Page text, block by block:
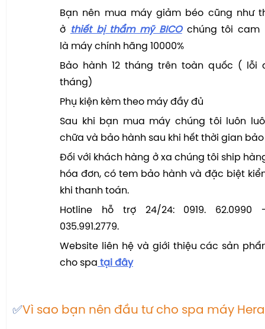
Bạn nên mua máy giảm béo cũng như
ở thiết bị thẩm mỹ BICOchúng tôi cam
là máy chính hãng 10000%
Bảo hành 12 tháng trên toàn quốc ( lỗi
tháng)
Phụ kiện kèm theo máy đầy đủ
Sau khi bạn mua máy chúng tôi luôn
chữa và bảo hành sau khi hết thời gian
Đối với khách hàng ở xa chúng tôi ship
hóa đơn, có tem bảo hành và đặc biệt
khi thanh toán.
Hotline hỗ trợ 24/24: 0919. 62.0990 -
035.991.2779.
Website liên hệ và giới thiệu các sản
cho spa tại đây
✅Vì sao bạn nên đầu tư cho spa máy